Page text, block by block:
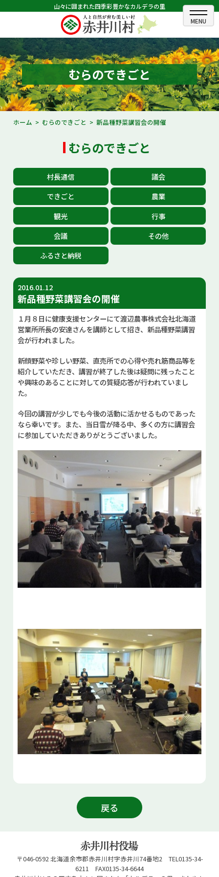
山々に囲まれた四季彩豊かなカルデラの里
ホーム
むらのできごと
むらのプロフィール
くらしの情報
観光・イベント情報
あかいがわ広報
お問い合せ
Select Language
むらのできごと
ホーム むらのできごと 新品種野菜講習会の開催
むらのできごと
村長通信
議会
できごと
農業
観光
行事
会議
その他
ふるさと納税
2016.01.12
新品種野菜講習会の開催
１月８日に健康支援センターにて渡辺農事株式会社北海道
営業所所長の安達さんを講師として招き、新品種野菜講習
会が行われました。
新顔野菜や珍しい野菜、直売所での心得や売れ筋商品等を
紹介していただき、講習が終了した後は疑問に残ったこと
や興味のあることに対しての質疑応答が行われていまし
た。
今回の講習が少しでも今後の活動に活かせるものであった
なら幸いです。また、当日雪が降る中、多くの方に講習会
に参加していただきありがとうございました。
戻る
〒046-0592 北海道余市郡赤井川村字赤井川74番地2 TEL0135-34-
6211 FAX0135-34-6644